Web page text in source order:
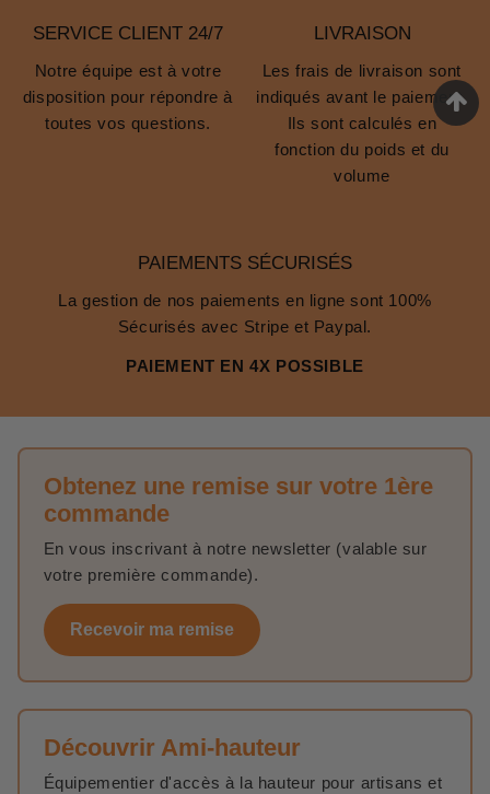
SERVICE CLIENT 24/7
Notre équipe est à votre
disposition pour répondre à
toutes vos questions.
LIVRAISON
Les frais de livraison sont
indiqués avant le paiement.
Ils sont calculés en
fonction du poids et du
volume
PAIEMENTS SÉCURISÉS
La gestion de nos paiements en ligne sont 100%
Sécurisés avec Stripe et Paypal.
PAIEMENT EN 4X POSSIBLE
Obtenez une remise sur votre 1ère
commande
En vous inscrivant à notre newsletter (valable sur
votre première commande).
Recevoir ma remise
Découvrir Ami-hauteur
Équipementier d'accès à la hauteur pour artisans et